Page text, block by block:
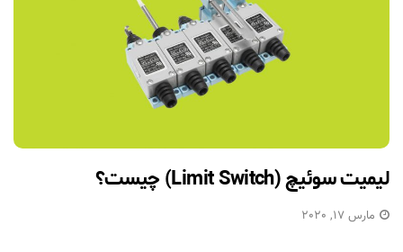
لیمیت سوئیچ (Limit Switch) چیست؟
مارس 17, 2020